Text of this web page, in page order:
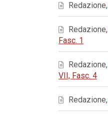
Redazione,
Redazione,
Fasc. 1
Redazione,
VII, Fasc. 4
Redazione,